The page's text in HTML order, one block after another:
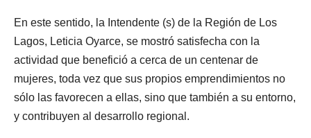
En este sentido, la Intendente (s) de la Región de Los
Lagos, Leticia Oyarce, se mostró satisfecha con la
actividad que benefició a cerca de un centenar de
mujeres, toda vez que sus propios emprendimientos no
sólo las favorecen a ellas, sino que también a su entorno,
y contribuyen al desarrollo regional.